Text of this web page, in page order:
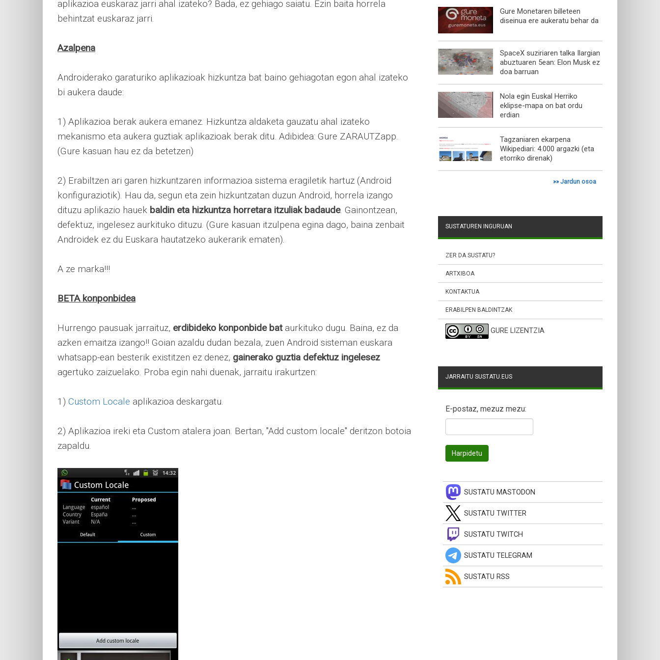
aplikazioa euskaraz jarri ahal izateko? Bada, ez gehiago saiatu. Ezin baita horrela
behintzat euskaraz jarri.
Azalpena
Androiderako garaturiko aplikazioak hizkuntza bat baino gehiagotan egon ahal izateko
bi aukera daude:
1) Aplikazioa berak aukera emanez. Hizkuntza aldaketa gauzatu ahal izateko
mekanismo eta aukera guztiak aplikazioak berak ditu. Adibidea: Gure ZARAUTZapp.
(Gure kasuan hau ez da betetzen)
2) Erabiltzen ari garen hizkuntzaren informazioa sistema eragiletik hartuz (Android
konfiguraziotik). Hau da, segun eta zein hizkuntzatan duzun Android, horrela izango
dituzu aplikazio hauek baldin eta hizkuntza horretara itzuliak badaude. Gainontzean,
defektuz, ingelesez aurkituko dituzu. (Gure kasuan itzulpena egina dago, baina zenbait
Androidek ez du Euskara hautatzeko aukerarik ematen).
A ze marka!!!
BETA konponbidea
Hurrengo pausuak jarraituz, erdibideko konponbide bataurkituko dugu. Baina, ez da
azken emaitza izango!! Goian azaldu dudan bezala, zuen Android sisteman euskara
whatsapp-ean besterik existitzen ez denez, gainerako guztia defektuz ingelesez
agertuko zaizuelako. Proba egin nahi duenak, jarraitu irakurtzen:
1) Custom Locale aplikazioa deskargatu.
2) Aplikazioa ireki eta Custom atalera joan. Bertan, "Add custom locale" deritzon botoia
zapaldu.
Gure Monetaren billeteen
diseinua ere aukeratu behar da
SpaceX suziriaren talka Ilargian
abuztuaren 5ean: Elon Musk ez
doa barruan
Nola egin Euskal Herriko
eklipse-mapa on bat ordu
erdian
Tagzaniaren ekarpena
Wikipediari: 4.000 argazki (eta
etorriko direnak)
»»Jardun osoa
SUSTATUREN INGURUAN
ZER DA SUSTATU?
ARTXIBOA
KONTAKTUA
ERABILPEN BALDINTZAK
GURE LIZENTZIA
JARRAITU SUSTATU.EUS
E-postaz, mezuz mezu:
SUSTATU MASTODON
SUSTATU TWITTER
SUSTATU TWITCH
SUSTATU TELEGRAM
SUSTATU RSS